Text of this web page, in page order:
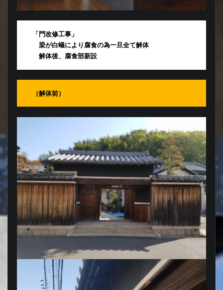
「門改修工事」
梁が白蟻により腐食の為一旦全て解体
解体後、腐食部新設
（解体前）